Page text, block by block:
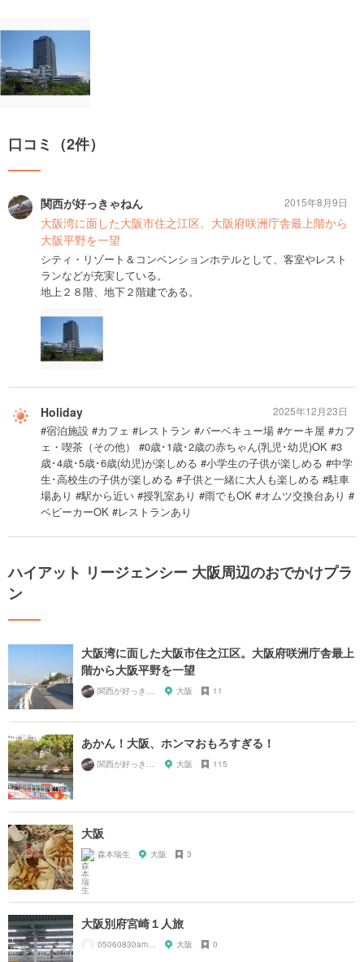
口コミ（2件）
関西が好っきゃねん
大阪湾に面した大阪市住之江区。大阪府咲洲庁舎最上階から
大阪平野を一望
シティ・リゾート＆コンベンションホテルとして、客室やレスト
ランなどが充実している。
地上２８階、地下２階建である。
2015年8月9日
Holiday
#宿泊施設 #カフェ #レストラン #バーベキュー場 #ケーキ屋 #カフ
ェ・喫茶（その他） #0歳･1歳･2歳の赤ちゃん(乳児･幼児)OK #3
歳･4歳･5歳･6歳(幼児)が楽しめる #小学生の子供が楽しめる #中学
生･高校生の子供が楽しめる #子供と一緒に大人も楽しめる #駐車
場あり #駅から近い #授乳室あり #雨でもOK #オムツ交換台あり #
ベビーカーOK #レストランあり
2025年12月23日
ハイアット リージェンシー 大阪周辺のおでかけプラ
ン
大阪湾に面した大阪市住之江区。大阪府咲洲庁舎最上
階から大阪平野を一望
関西が好っきゃねん 大阪 11
あかん！大阪、ホンマおもろすぎる！
関西が好っきゃねん 大阪 115
大阪
森本瑞生 大阪 3
大阪別府宮崎１人旅
05060830amnos 大阪 0